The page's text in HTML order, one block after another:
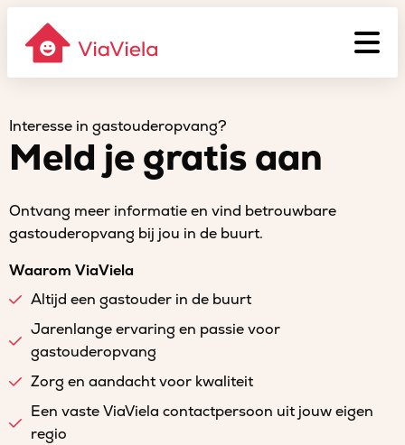
Interesse in gastouderopvang?
Meld je gratis aan
Ontvang meer informatie en vind betrouwbare
gastouderopvang bij jou in de buurt.
Waarom ViaViela
Altijd een gastouder in de buurt
Jarenlange ervaring en passie voor
gastouderopvang
Zorg en aandacht voor kwaliteit
Een vaste ViaViela contactpersoon uit jouw eigen
regio